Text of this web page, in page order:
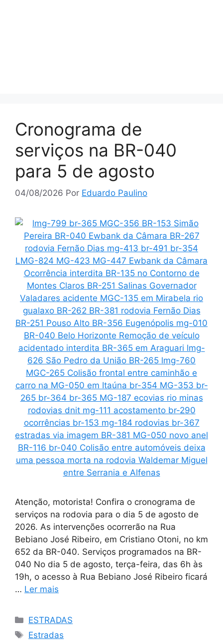
Cronograma de
serviços na BR-040
para 5 de agosto
04/08/2026 Por Eduardo Paulino
Atenção, motorista! Confira o cronograma de
serviços na rodovia para o dia 5 de agosto de
2026. As intervenções ocorrerão na Rua
Bebiano José Ribeiro, em Cristiano Otoni, no km
652 da BR-040. Serviços programados na BR-
040 No dia 5 de agosto, terça-feira, das 6h às
19h, o acesso à Rua Bebiano José Ribeiro ficará
… Ler mais
Categorias
ESTRADAS
Tags
Estradas